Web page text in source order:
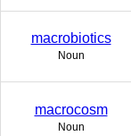
macrobiotics
Noun
macrocosm
Noun